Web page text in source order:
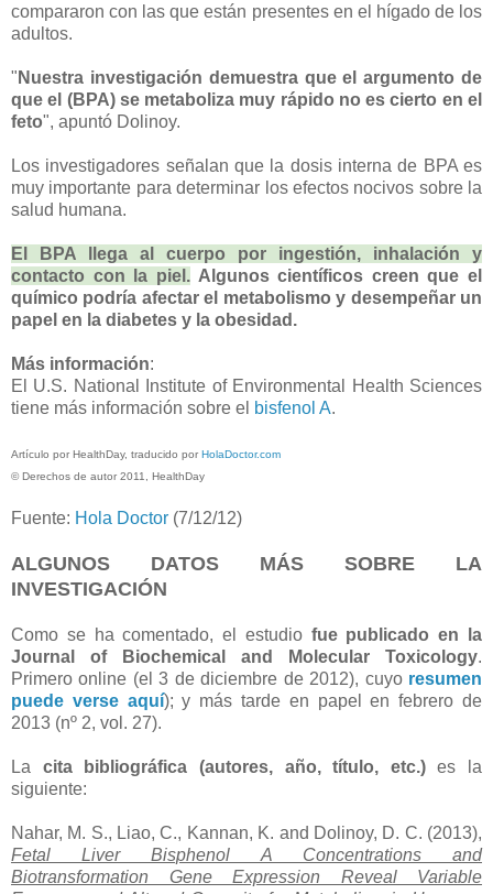
compararon con las que están presentes en el hígado de los
adultos.
" Nuestra investigación demuestra que el argumento de
que el (BPA) se metaboliza muy rápido no es cierto en el
feto", apuntó Dolinoy.
Los investigadores señalan que la dosis interna de BPA es
muy importante para determinar los efectos nocivos sobre la
salud humana.
El BPA llega al cuerpo por ingestión, inhalación y
contacto con la piel.Algunos científicos creen que el
químico podría afectar el metabolismo y desempeñar un
papel en la diabetes y la obesidad.
Más información:
El U.S. National Institute of Environmental Health Sciences
tiene más información sobre el bisfenol A.
Artículo por HealthDay, traducido por HolaDoctor.com
© Derechos de autor 2011, HealthDay
Fuente: Hola Doctor (7/12/12)
ALGUNOS DATOS MÁS SOBRE LA
INVESTIGACIÓN
Como se ha comentado, el estudio fue publicado en la
Journal of Biochemical and Molecular Toxicology.
Primero online (el 3 de diciembre de 2012), cuyo resumen
puede verse aquí); y más tarde en papel en febrero de
2013 (nº 2, vol. 27).
La cita bibliográfica (autores, año, título, etc.)es la
siguiente:
Nahar, M. S., Liao, C., Kannan, K. and Dolinoy, D. C. (2013),
Fetal Liver Bisphenol A Concentrations and
Biotransformation Gene Expression Reveal Variable